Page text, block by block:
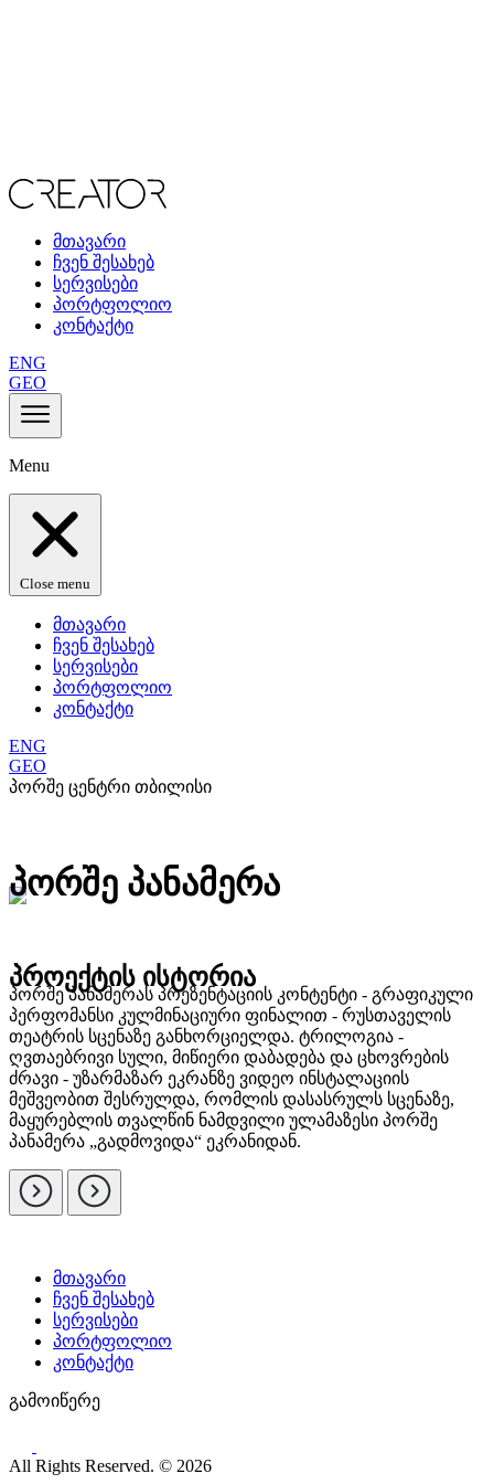
მთავარი
ჩვენ შესახებ
სერვისები
პორტფოლიო
კონტაქტი
ENG
GEO
Menu
Close menu
მთავარი
ჩვენ შესახებ
სერვისები
პორტფოლიო
კონტაქტი
ENG
GEO
პორშე ცენტრი თბილისი
პორშე პანამერა
პროექტის ისტორია
პორშე პანამერას პრეზენტაციის კონტენტი - გრაფიკული
პერფომანსი კულმინაციური ფინალით - რუსთაველის
თეატრის სცენაზე განხორციელდა. ტრილოგია -
ღვთაებრივი სული, მიწიერი დაბადება და ცხოვრების
ძრავი - უზარმაზარ ეკრანზე ვიდეო ინსტალაციის
მეშვეობით შესრულდა, რომლის დასასრულს სცენაზე,
მაყურებლის თვალწინ ნამდვილი ულამაზესი პორშე
პანამერა „გადმოვიდა“ ეკრანიდან.
მთავარი
ჩვენ შესახებ
სერვისები
პორტფოლიო
კონტაქტი
გამოიწერე
All Rights Reserved. © 2026